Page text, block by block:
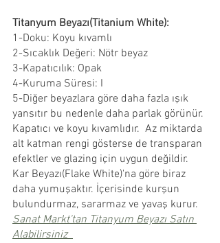
Titanyum Beyazı(Titanium White):
1-Doku: Koyu kıvamlı
2-Sıcaklık Değeri: Nötr beyaz
3-Kapatıcılık: Opak
4-Kuruma Süresi: I
5-Diğer beyazlara göre daha fazla ışık
yansıtır bu nedenle daha parlak görünür.
Kapatıcı ve koyu kıvamlıdır.  Az miktarda
alt katman rengi gösterse de transparan
efektler ve glazing için uygun değildir.
Kar Beyazı(Flake White)'na göre biraz
daha yumuşaktır. İçerisinde kurşun
bulundurmaz, sararmaz ve yavaş kurur.
Sanat Markt'tan Titanyum Beyazı Satın
Alabilirsiniz